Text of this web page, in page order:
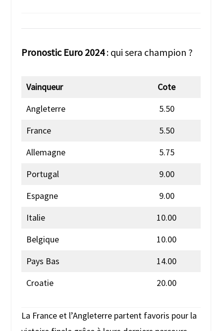
Pronostic Euro 2024: qui sera champion ?
Vainqueur
Cote
Angleterre
5.50
France
5.50
Allemagne
5.75
Portugal
9.00
Espagne
9.00
Italie
10.00
Belgique
10.00
Pays Bas
14.00
Croatie
20.00
La France et l’Angleterre partent favoris pour la